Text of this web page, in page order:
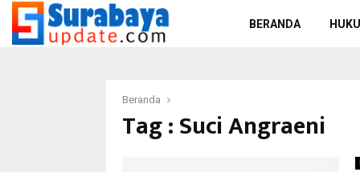
BERANDA
Beranda
Tag : Suci Angraeni